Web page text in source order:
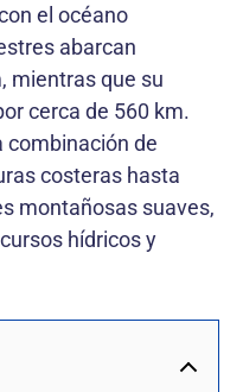
el océano
abarcan
mientras que su
cerca de 560 km.
combinación de
costeras hasta
montañosas suaves,
hídricos y